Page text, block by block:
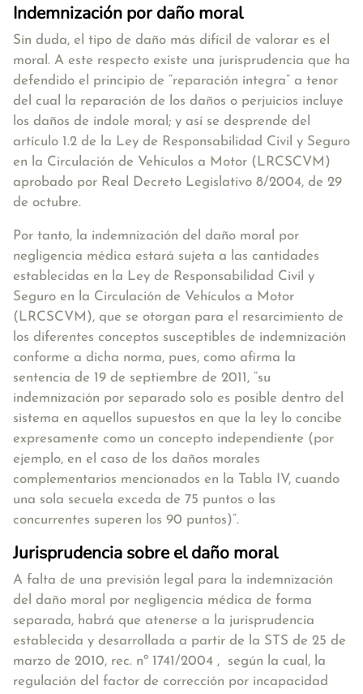
Indemnización por daño moral
Sin duda, el tipo de daño más difícil de valorar es el
moral. A este respecto existe una jurisprudencia que ha
defendido el principio de “reparación íntegra” a tenor
del cual la reparación de los daños o perjuicios incluye
los daños de índole moral; y así se desprende del
artículo 1.2 de la Ley de Responsabilidad Civil y Seguro
en la Circulación de Vehículos a Motor (LRCSCVM)
aprobado por Real Decreto Legislativo 8/2004, de 29
de octubre.
Por tanto, la indemnización del daño moral por
negligencia médica estará sujeta a las cantidades
establecidas en la Ley de Responsabilidad Civil y
Seguro en la Circulación de Vehículos a Motor
(LRCSCVM), que se otorgan para el resarcimiento de
los diferentes conceptos susceptibles de indemnización
conforme a dicha norma, pues, como afirma la
sentencia de 19 de septiembre de 2011, “su
indemnización por separado solo es posible dentro del
sistema en aquellos supuestos en que la ley lo concibe
expresamente como un concepto independiente (por
ejemplo, en el caso de los daños morales
complementarios mencionados en la Tabla IV, cuando
una sola secuela exceda de 75 puntos o las
concurrentes superen los 90 puntos)”.
Jurisprudencia sobre el daño moral
A falta de una previsión legal para la indemnización
del daño moral por negligencia médica de forma
separada, habrá que atenerse a la jurisprudencia
establecida y desarrollada a partir de la STS de 25 de
marzo de 2010, rec. nº 1741/2004 , según la cual, la
regulación del factor de corrección por incapacidad